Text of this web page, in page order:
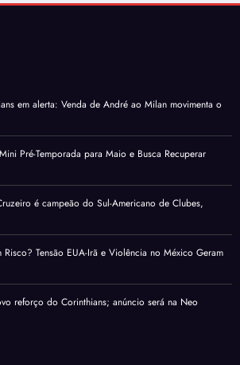
em alerta: Venda de André ao Milan movimenta o
Pré-Temporada para Maio e Busca Recuperar
é campeão do Sul-Americano de Clubes,
Tensão EUA-Irã e Violência no México Geram
reforço do Corinthians; anúncio será na Neo